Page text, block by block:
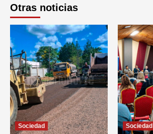
Otras noticias
Sociedad Sociedad